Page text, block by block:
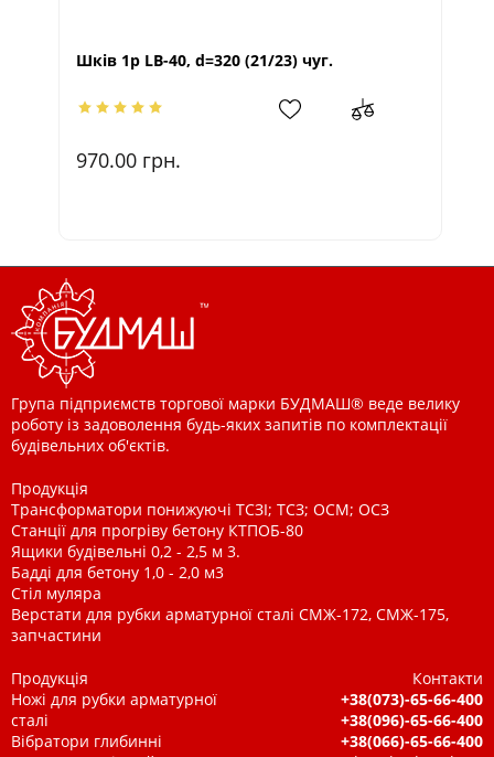
Шків 1р LB-40, d=320 (21/23) чуг.
970.00 грн.
Група підприємств торгової марки БУДМАШ® веде велику
роботу із задоволення будь-яких запитів по комплектації
будівельних об'єктів.
Продукція
Трансформатори понижуючі ТСЗІ; ТСЗ; ОСМ; ОСЗ
Станції для прогріву бетону КТПОБ-80
Ящики будівельні 0,2 - 2,5 м 3.
Бадді для бетону 1,0 - 2,0 м3
Стіл муляра
Верстати для рубки арматурної сталі СМЖ-172, СМЖ-175,
запчастини
Продукція
Ножі для рубки арматурної
сталі
Вібратори глибинні
Контакти
+38(073)-65-66-400
+38(096)-65-66-400
+38(066)-65-66-400